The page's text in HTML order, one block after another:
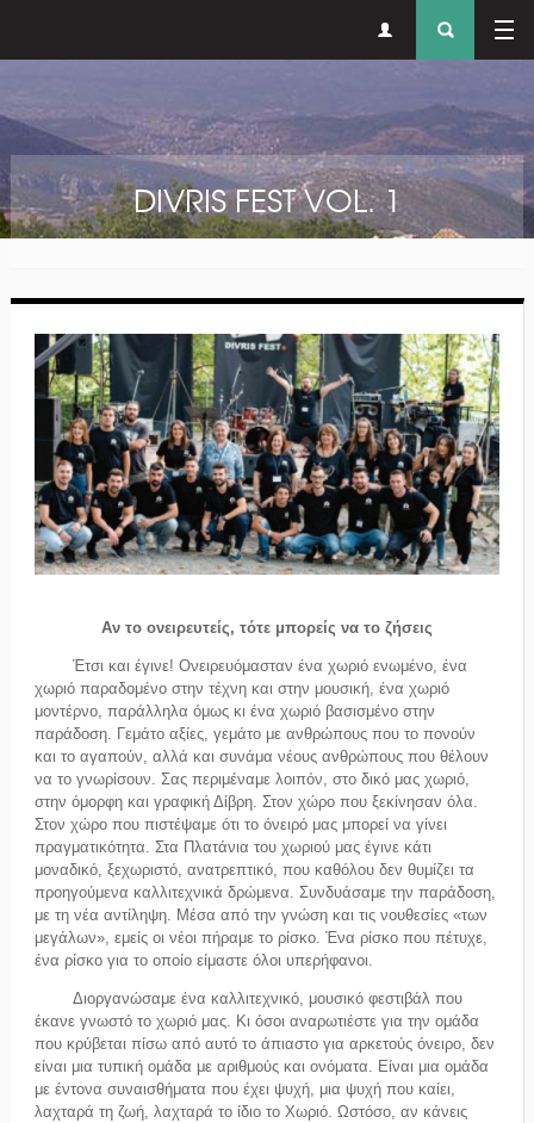
μενού
DIVRIS FEST VOL. 1
Αν το ονειρευτείς, τότε μπορείς να το ζήσεις
Έτσι και έγινε! Ονειρευόμασταν ένα χωριό ενωμένο, ένα
χωριό παραδομένο στην τέχνη και στην μουσική, ένα χωριό
μοντέρνο, παράλληλα όμως κι ένα χωριό βασισμένο στην
παράδοση. Γεμάτο αξίες, γεμάτο με ανθρώπους που το πονούν
και το αγαπούν, αλλά και συνάμα νέους ανθρώπους που θέλουν
να το γνωρίσουν. Σας περιμέναμε λοιπόν, στο δικό μας χωριό,
στην όμορφη και γραφική Δίβρη. Στον χώρο που ξεκίνησαν όλα.
Στον χώρο που πιστέψαμε ότι το όνειρό μας μπορεί να γίνει
πραγματικότητα. Στα Πλατάνια του χωριού μας έγινε κάτι
μοναδικό, ξεχωριστό, ανατρεπτικό, που καθόλου δεν θυμίζει τα
προηγούμενα καλλιτεχνικά δρώμενα. Συνδυάσαμε την παράδοση,
με τη νέα αντίληψη. Μέσα από την γνώση και τις νουθεσίες «των
μεγάλων», εμείς οι νέοι πήραμε το ρίσκο. Ένα ρίσκο που πέτυχε,
ένα ρίσκο για το οποίο είμαστε όλοι υπερήφανοι.
Διοργανώσαμε ένα καλλιτεχνικό, μουσικό φεστιβάλ που
έκανε γνωστό το χωριό μας. Κι όσοι αναρωτιέστε για την ομάδα
που κρύβεται πίσω από αυτό το άπιαστο για αρκετούς όνειρο, δεν
είναι μια τυπική ομάδα με αριθμούς και ονόματα. Είναι μια ομάδα
με έντονα συναισθήματα που έχει ψυχή, μια ψυχή που καίει,
λαχταρά τη ζωή, λαχταρά το ίδιο το Χωριό. Ωστόσο, αν κάνεις